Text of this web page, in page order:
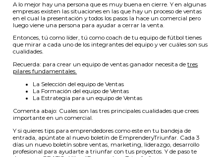
A lo mejor hay una persona que es muy buena en cierre. Y en algunas
empresas existen las situaciones en las que hay un proceso de ventas
en el cual la presentación y todos los pasos la hace un comercial pero
luego viene una persona para ayudar a cerrar la venta.
Entonces, tú como líder, tú como coach de tu equipo de fútbol tienes
que mirar a cada uno de los integrantes del equipo y ver cuáles son sus
cualidades.
Recuerda: para crear un equipo de ventas ganador necesita detres
pilares fundamentales.
La Selección del equipo de Ventas
La Formación del equipo de Ventas
La Estrategia para un equipo de Ventas
Comenta abajo: Cuales son las tres principales cualidades que crees
importante en un comercial.
Y si quieres tips para emprendedores como este en tu bandeja de
entrada, apúntate al nuevo boletín de EmprenderyTriunfar. Cada 3
días un nuevo boletín sobre ventas, marketing, liderazgo, desarrollo
profesional para ayudarte a triunfar con tus proyectos. Y de paso te